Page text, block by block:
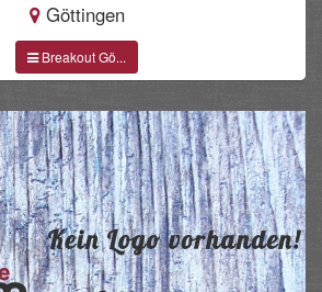
Göttingen
Breakout Gö...